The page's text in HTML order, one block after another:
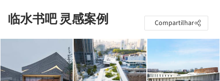
临水书吧 灵感案例 Compartilhar